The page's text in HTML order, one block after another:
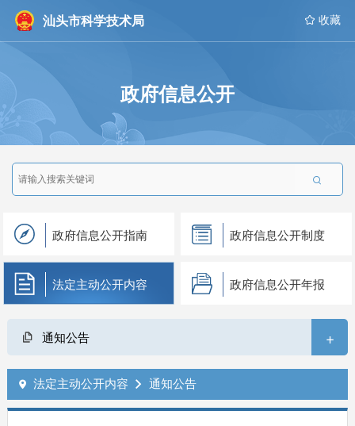
汕头市科学技术局  收藏
政府信息公开

政府信息公开指南 政府信息公开制度
法定主动公开内容 政府信息公开年报
通知公告 +
 法定主动公开内容  通知公告